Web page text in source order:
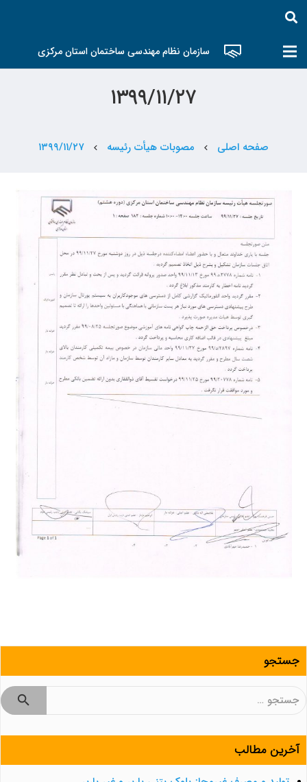
سازمان نظام مهندسی ساختمان استان مرکزی
۱۳۹۹/۱۱/۲۷
صفحه اصلی chevron_left مصوبات هیأت رئیسه chevron_left ۱۳۹۹/۱۱/۲۷
جستجو
جستجو
آخرین مطالب